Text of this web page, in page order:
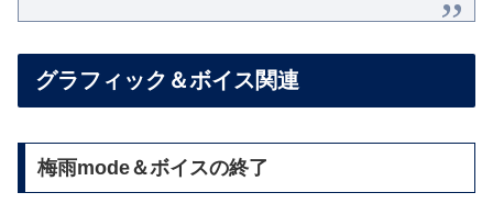
グラフィック＆ボイス関連
梅雨mode＆ボイスの終了